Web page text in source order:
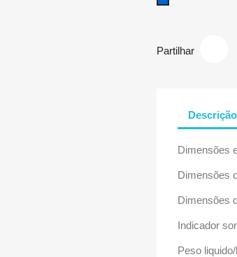
Partilhar
Descrição
Dimensões
Dimensões
Dimensões
Indicador
Peso